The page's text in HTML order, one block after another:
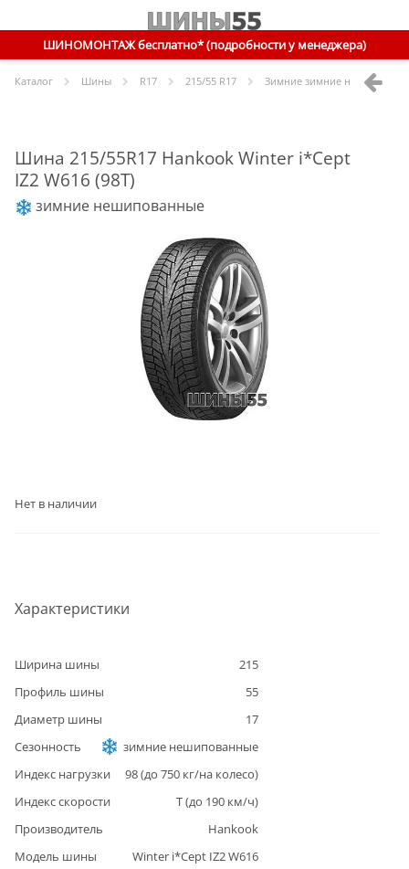
ШИНОМОНТАЖ бесплатно* (подробности у менеджера)
Каталог Шины R17 215/55 R17 Зимние зимние
Шина 215/55R17 Hankook Winter i*Cept
IZ2 W616 (98T)
зимние нешипованные
Характеристики
Ширина шины
215
Профиль шины
55
Диаметр шины
17
Сезонность
зимние нешипованные
Индекс нагрузки
98(до 750 кг/на колесо)
Индекс скорости
T(до 190 км/ч)
Производитель
Hankook
Модель шины
Winter i*Cept IZ2 W616
Нет в наличии